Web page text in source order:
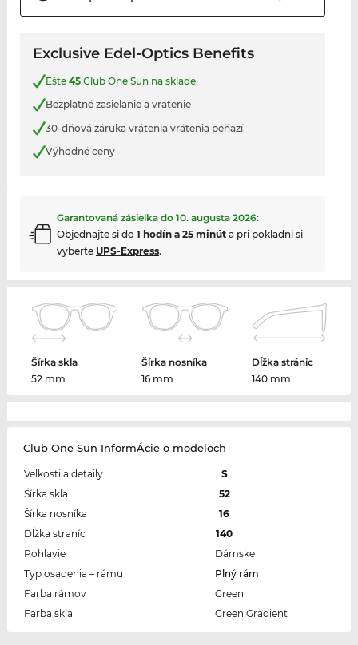
Exclusive Edel-Optics Benefits
Ešte 45Club One Sun na sklade
Bezplatné zasielanie a vrátenie
30-dňová záruka vrátenia vrátenia peňazí
Výhodné ceny
Garantovaná zásielka do 10. augusta 2026:
Objednajte si do 1 hodín a 25 minúta pri pokladni si
vyberte UPS-Express.
Šírka skla
52 mm
Šírka nosníka
16 mm
Dĺžka stránic
140 mm
Club One Sun InformÁcie o modeloch
Veľkosti a detaily
S
Šírka skla
52
Šírka nosníka
16
Dĺžka straníc
140
Pohlavie
Dámske
Typ osadenia – rámu
Plný rám
Farba rámov
Green
Farba skla
Green Gradient